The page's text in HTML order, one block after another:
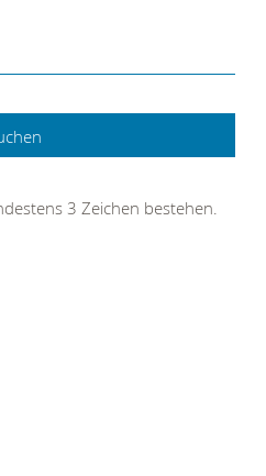
3 Zeichen bestehen.